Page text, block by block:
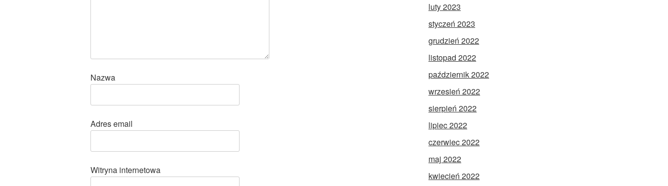
Nazwa
Adres email
Witryna internetowa
luty 2023
styczeń 2023
grudzień 2022
listopad 2022
październik 2022
wrzesień 2022
sierpień 2022
lipiec 2022
czerwiec 2022
maj 2022
kwiecień 2022